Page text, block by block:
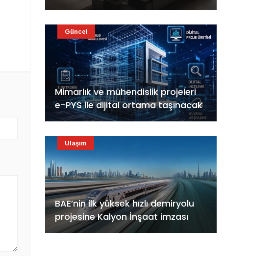
Mimarlık ve mühendislik projeleri
e-PYS ile dijital ortama taşınacak
Güncel
BAE’nin ilk yüksek hızlı demiryolu
projesine Kalyon İnşaat imzası
Ulaşım